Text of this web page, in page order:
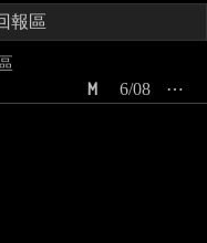
⋯
6/08
M